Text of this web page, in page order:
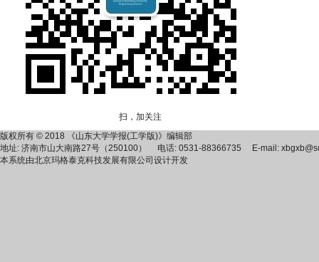
扫，加关注
版权所有 © 2018 《山东大学学报(工学版)》编辑部
地址: 济南市山大南路27号（250100） 电话: 0531-88366735 E-mail:
本系统由北京玛格泰克科技发展有限公司 设计开发